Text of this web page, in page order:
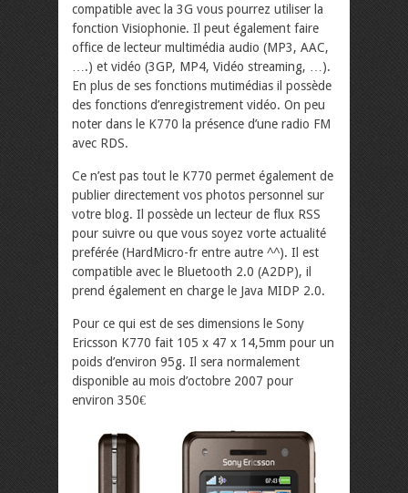
compatible avec la 3G vous pourrez utiliser la
fonction Visiophonie. Il peut également faire
office de lecteur multimédia audio (MP3, AAC,
….) et vidéo (3GP, MP4, Vidéo streaming, …).
En plus de ses fonctions mutimédias il possède
des fonctions d’enregistrement vidéo. On peu
noter dans le K770 la présence d’une radio FM
avec RDS.
Ce n’est pas tout le K770 permet également de
publier directement vos photos personnel sur
votre blog. Il possède un lecteur de flux RSS
pour suivre ou que vous soyez vorte actualité
preférée (HardMicro-fr entre autre ^^). Il est
compatible avec le Bluetooth 2.0 (A2DP), il
prend également en charge le Java MIDP 2.0.
Pour ce qui est de ses dimensions le Sony
Ericsson K770 fait 105 x 47 x 14,5mm pour un
poids d’environ 95g. Il sera normalement
disponible au mois d’octobre 2007 pour
environ 350€